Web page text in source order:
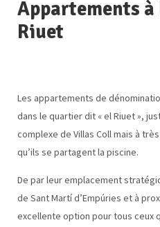
Appartements à
Riuet
Les appartements de
dans le quartier dit « el Riuet »,
complexe de Villas Coll mais à
qu’ils se partagent la piscine.
De par leur emplacement
de Sant Martí d’Empúries et à
excellente option pour tous ceux